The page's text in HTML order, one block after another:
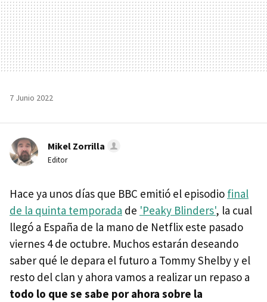
7 Junio 2022
Mikel Zorrilla
Editor
Hace ya unos días que BBC emitió el episodio final
de la quinta temporada de 'Peaky Blinders', la cual
llegó a España de la mano de Netflix este pasado
viernes 4 de octubre. Muchos estarán deseando
saber qué le depara el futuro a Tommy Shelby y el
resto del clan y ahora vamos a realizar un repaso a
todo lo que se sabe por ahora sobre la